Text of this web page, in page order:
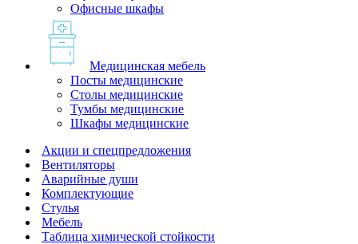
Офисные шкафы
Медицинская мебель
Посты медицинские
Столы медицинские
Тумбы медицинские
Шкафы медицинские
Акции и спецпредложения
Вентиляторы
Аварийные души
Комплектующие
Стулья
Мебель
Таблица химической стойкости